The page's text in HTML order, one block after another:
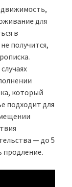
для
в
получится,
который
подходит для
— до 5
продление.